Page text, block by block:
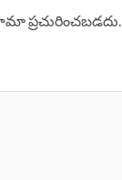
ప్రచురించబడదు.